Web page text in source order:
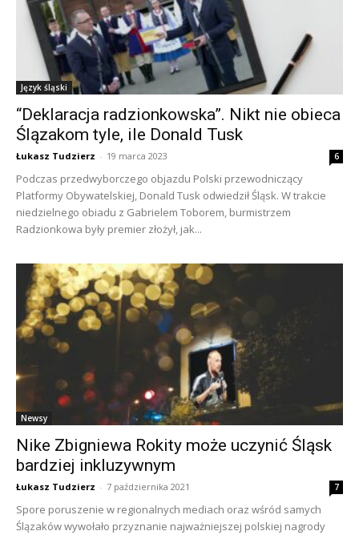
Język śląski
“Deklaracja radzionkowska”. Nikt nie obieca
Ślązakom tyle, ile Donald Tusk
Łukasz Tudzierz - 19 marca 2023 6
Podczas przedwyborczego objazdu Polski przewodniczący
Platformy Obywatelskiej, Donald Tusk odwiedził Śląsk. W trakcie
niedzielnego obiadu z Gabrielem Toborem, burmistrzem
Radzionkowa były premier złożył, jak...
Newsy
Nike Zbigniewa Rokity może uczynić Śląsk
bardziej inkluzywnym
Łukasz Tudzierz - 7 października 2021 7
Spore poruszenie w regionalnych mediach oraz wśród samych
Ślązaków wywołało przyznanie najważniejszej polskiej nagrody